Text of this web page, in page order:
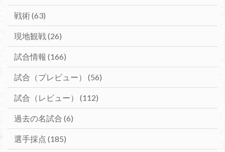
戦術(63)
現地観戦 (26)
試合情報 (166)
試合（プレビュー） (56)
試合（レビュー） (112)
過去の名試合 (6)
選手採点 (185)